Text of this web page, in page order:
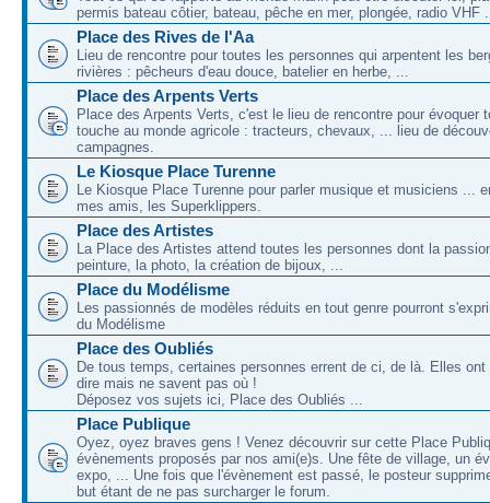
permis bateau côtier, bateau, pêche en mer, plongée, radio VHF
Place des Rives de l'Aa
Lieu de rencontre pour toutes les personnes qui arpentent les
rivières : pêcheurs d'eau douce, batelier en herbe, ...
Place des Arpents Verts
Place des Arpents Verts, c'est le lieu de rencontre pour évoquer
touche au monde agricole : tracteurs, chevaux, ... lieu de
campagnes.
Le Kiosque Place Turenne
Le Kiosque Place Turenne pour parler musique et musiciens ...
mes amis, les Superklippers.
Place des Artistes
La Place des Artistes attend toutes les personnes dont la
peinture, la photo, la création de bijoux, ...
Place du Modélisme
Les passionnés de modèles réduits en tout genre pourront
du Modélisme
Place des Oubliés
De tous temps, certaines personnes errent de ci, de là. Elles
dire mais ne savent pas où !
Déposez vos sujets ici, Place des Oubliés ...
Place Publique
Oyez, oyez braves gens ! Venez découvrir sur cette Place
évènements proposés par nos ami(e)s. Une fête de village, un
expo, ... Une fois que l'évènement est passé, le posteur
but étant de ne pas surcharger le forum.